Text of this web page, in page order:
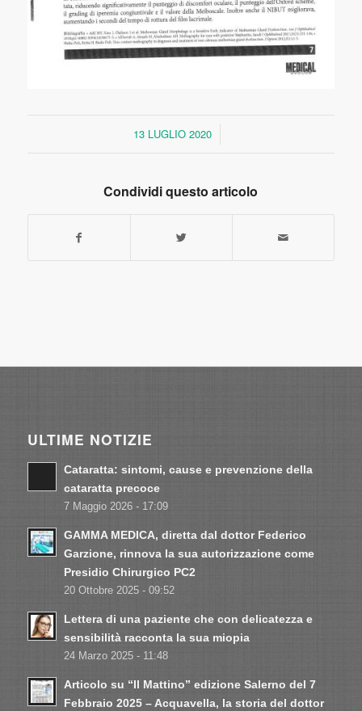
13 LUGLIO 2020
/
Condividi questo articolo
ULTIME NOTIZIE
Cataratta: sintomi, cause e prevenzione della
cataratta precoce
7 Maggio 2026 - 17:09
GAMMA MEDICA, diretta dal dottor Federico
Garzione, rinnova la sua autorizzazione come
Presidio Chirurgico PC2
20 Ottobre 2025 - 09:52
Lettera di una paziente che con delicatezza e
sensibilità racconta la sua miopia
24 Marzo 2025 - 11:48
Articolo su “Il Mattino” edizione Salerno del 7
Febbraio 2025 – Acquavella, la storia del dottor